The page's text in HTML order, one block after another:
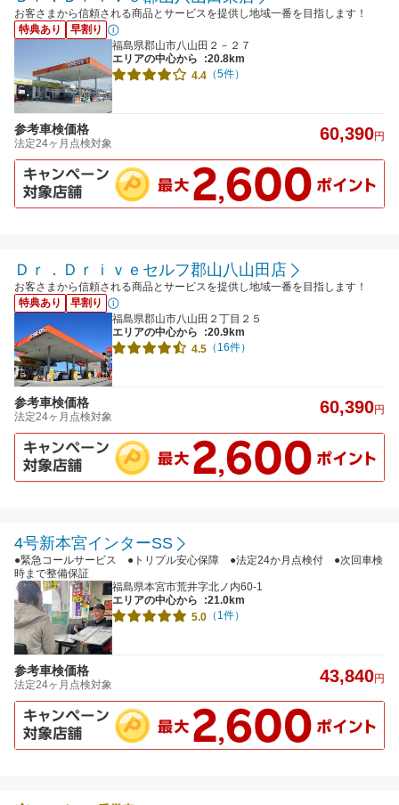
お客さまから信頼される商品とサービスを提供し地域一番を目指します！
特典あり
早割り
福島県郡山市八山田２－２７
エリアの中心から
:20.8km
4.4 （5件）
参考車検価格
法定24ヶ月点検対象 60,390円
Ｄｒ．Ｄｒｉｖｅセルフ郡山八山田店
お客さまから信頼される商品とサービスを提供し地域一番を目指します！
特典あり
早割り
福島県郡山市八山田２丁目２５
エリアの中心から
:20.9km
4.5 （16件）
参考車検価格
法定24ヶ月点検対象 60,390円
4号新本宮インターSS
●緊急コールサービス ●トリプル安心保障 ●法定24か月点検付 ●次回車検
時まで整備保証
福島県本宮市荒井字北ノ内60-1
エリアの中心から
:21.0km
5.0 （1件）
参考車検価格
法定24ヶ月点検対象 43,840円